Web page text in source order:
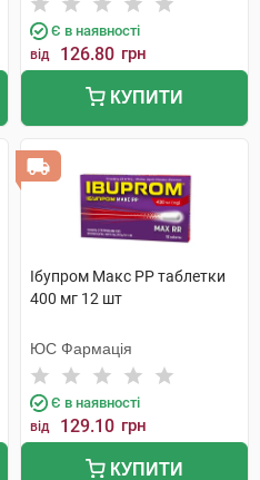
Є в наявності
від 126.80 грн
КУПИТИ
Ібупром Макс РР таблетки
400 мг 12 шт
ЮС Фармація
Є в наявності
від 129.10 грн
КУПИТИ